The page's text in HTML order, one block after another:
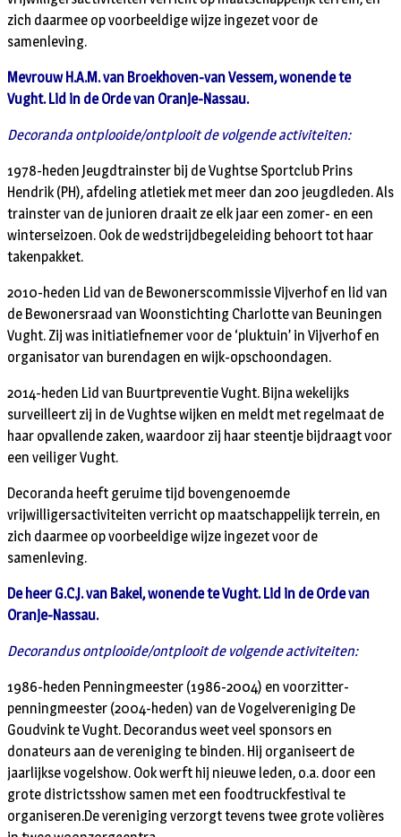
zich daarmee op voorbeeldige wijze ingezet voor de
samenleving.
Mevrouw H.A.M. van Broekhoven-van Vessem, wonende te
Vught. Lid in de Orde van Oranje-Nassau.
Decoranda ontplooide/ontplooit de volgende activiteiten:
1978-heden Jeugdtrainster bij de Vughtse Sportclub Prins
Hendrik (PH), afdeling atletiek met meer dan 200 jeugdleden. Als
trainster van de junioren draait ze elk jaar een zomer- en een
winterseizoen. Ook de wedstrijdbegeleiding behoort tot haar
takenpakket.
2010-heden Lid van de Bewonerscommissie Vijverhof en lid van
de Bewonersraad van Woonstichting Charlotte van Beuningen
Vught. Zij was initiatiefnemer voor de ‘pluktuin’ in Vijverhof en
organisator van burendagen en wijk-opschoondagen.
2014-heden Lid van Buurtpreventie Vught. Bijna wekelijks
surveilleert zij in de Vughtse wijken en meldt met regelmaat de
haar opvallende zaken, waardoor zij haar steentje bijdraagt voor
een veiliger Vught.
Decoranda heeft geruime tijd bovengenoemde
vrijwilligersactiviteiten verricht op maatschappelijk terrein, en
zich daarmee op voorbeeldige wijze ingezet voor de
samenleving.
De heer G.C.J. van Bakel, wonende te Vught. Lid in de Orde van
Oranje-Nassau.
Decorandus ontplooide/ontplooit de volgende activiteiten:
1986-heden Penningmeester (1986-2004) en voorzitter-
penningmeester (2004-heden) van de Vogelvereniging De
Goudvink te Vught. Decorandus weet veel sponsors en
donateurs aan de vereniging te binden. Hij organiseert de
jaarlijkse vogelshow. Ook werft hij nieuwe leden, o.a. door een
grote districtsshow samen met een foodtruckfestival te
organiseren.De vereniging verzorgt tevens twee grote volières